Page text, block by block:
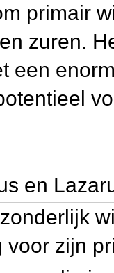
primair
zuren.
een
en
zijn